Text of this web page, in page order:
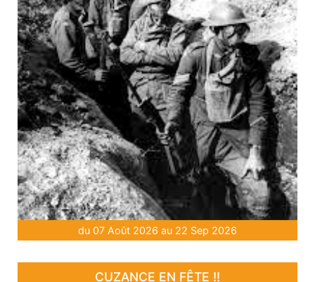
du 07 Août 2026 au 22 Sep 2026
CUZANCE EN FÊTE !!